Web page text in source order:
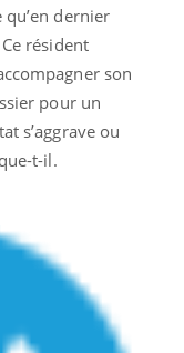
qu’en dernier
résident
son
pour un
s’aggrave ou
t-il.